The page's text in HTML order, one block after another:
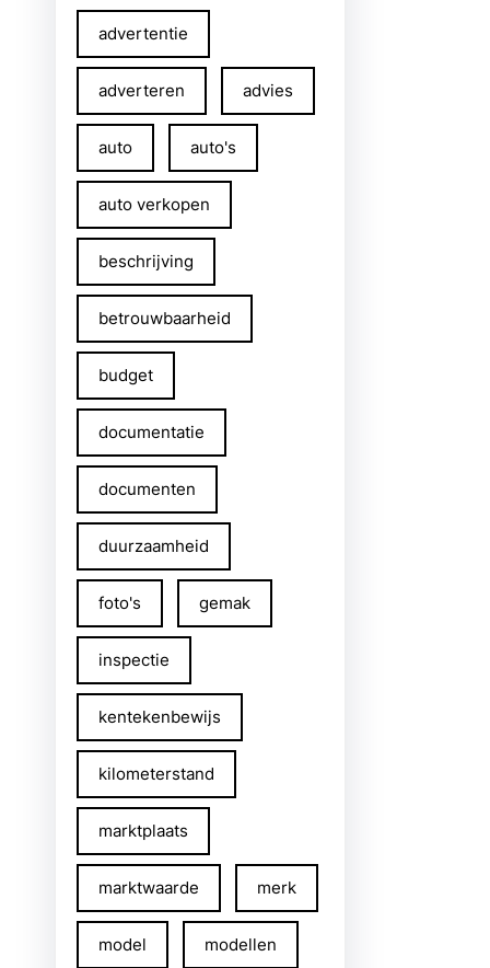
advertentie
adverteren advies
auto auto's
auto verkopen
beschrijving
betrouwbaarheid
budget
documentatie
documenten
duurzaamheid
foto's gemak
inspectie
kentekenbewijs
kilometerstand
marktplaats
marktwaarde merk
model modellen